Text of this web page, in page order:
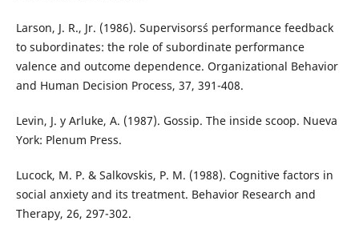
Larson, J. R., Jr. (1986). Supervisors´s performance feedback
to subordinates: the role of subordinate performance
valence and outcome dependence. Organizational Behavior
and Human Decision Process, 37, 391-408.
Levin, J. y Arluke, A. (1987). Gossip. The inside scoop. Nueva
York: Plenum Press.
Lucock, M. P. & Salkovskis, P. M. (1988). Cognitive factors in
social anxiety and its treatment. Behavior Research and
Therapy, 26, 297-302.